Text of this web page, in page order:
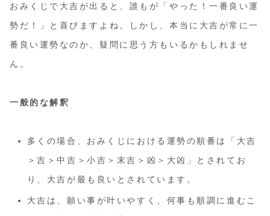
おみくじで大吉が出ると、誰もが「やった！一番良い運
勢だ！」と喜びますよね。しかし、本当に大吉が常に一
番良い運勢なのか、疑問に思う方もいるかもしれませ
ん。
一般的な解釈
多くの場合、おみくじにおける運勢の順番は「大吉
＞吉＞中吉＞小吉＞末吉＞凶＞大凶」とされてお
り、大吉が最も良いとされています。
大吉は、願い事が叶いやすく、何事も順調に進むこ